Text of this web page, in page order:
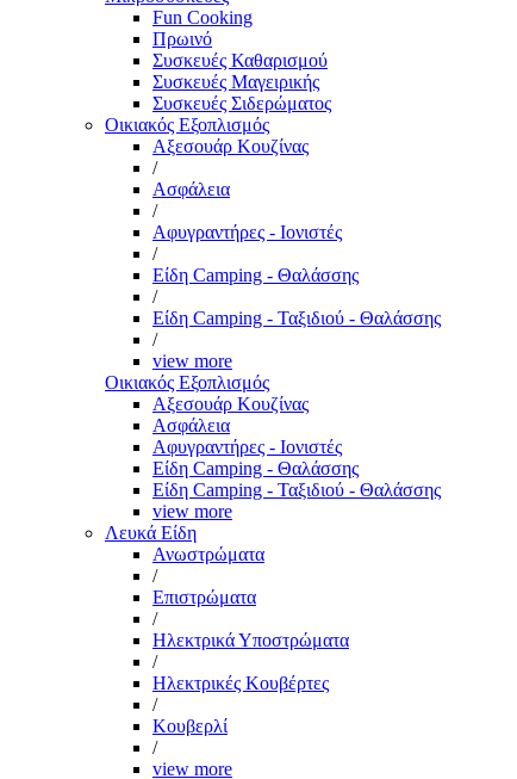
Fun Cooking
Πρωινό
Συσκευές Καθαρισμού
Συσκευές Μαγειρικής
Συσκευές Σιδερώματος
Οικιακός Εξοπλισμός
Αξεσουάρ Κουζίνας
/
Ασφάλεια
/
Αφυγραντήρες - Ιονιστές
/
Είδη Camping - Θαλάσσης
/
Είδη Camping - Ταξιδιού - Θαλάσσης
/
view more
Οικιακός Εξοπλισμός
Αξεσουάρ Κουζίνας
Ασφάλεια
Αφυγραντήρες - Ιονιστές
Είδη Camping - Θαλάσσης
Είδη Camping - Ταξιδιού - Θαλάσσης
view more
Λευκά Είδη
Ανωστρώματα
/
Επιστρώματα
/
Ηλεκτρικά Υποστρώματα
/
Ηλεκτρικές Κουβέρτες
/
Κουβερλί
/
view more